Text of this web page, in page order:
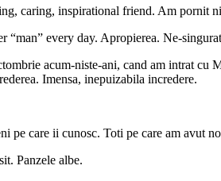
caring, inspirational friend. Am pornit
“man” every day. Apropierea. Ne-
acum-niste-ani, cand am intrat
Imensa, inepuizabila incredere.
pe care ii cunosc. Toti pe care am avut
Panzele albe.